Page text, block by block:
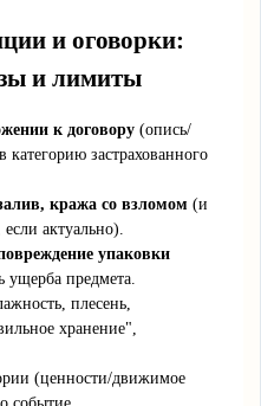
и оговорки:
и лимиты
к договору (опись/
категорию застрахованного
кража со взломом (и
актуально).
упаковки
ущерба предмета.
плесень,
хранение",
(ценности/движимое